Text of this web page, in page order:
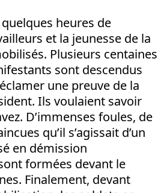
heures de
et la jeunesse de la
Plusieurs centaines
sont descendus
une preuve de la
Ils voulaient savoir
D’immenses foules, de
qu’il s’agissait d’un
en démission
formées devant le
Finalement, devant